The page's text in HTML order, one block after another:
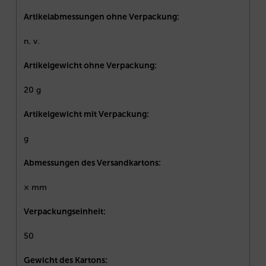
Artikelabmessungen ohne Verpackung:
n. v.
Artikelgewicht ohne Verpackung:
20 g
Artikelgewicht mit Verpackung:
g
Abmessungen des Versandkartons:
× mm
Verpackungseinheit:
50
Gewicht des Kartons: